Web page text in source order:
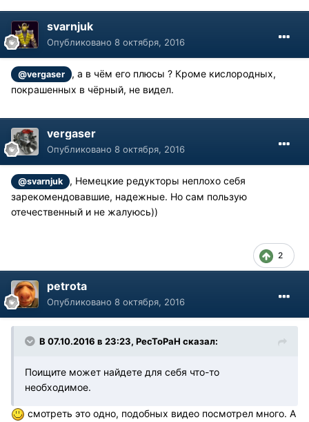
svarnjuk
Опубликовано 8 октября, 2016
@vergaser
, а в чём его плюсы ? Кроме кислородных,
покрашенных в чёрный, не видел.
vergaser
Опубликовано 8 октября, 2016
@svarnjuk
, Немецкие редукторы неплохо себя
зарекомендовавшие, надежные. Но сам пользую
отечественный и не жалуюсь))
2
petrota
Опубликовано 8 октября, 2016
В 07.10.2016 в 23:23, PecToPaH сказал:
Поищите может найдете для себя что-то
необходимое.
смотреть это одно, подобных видео посмотрел много. А